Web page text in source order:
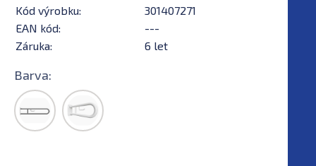
Kód výrobku:
301407271
EAN kód:
---
Záruka:
6 let
Barva: